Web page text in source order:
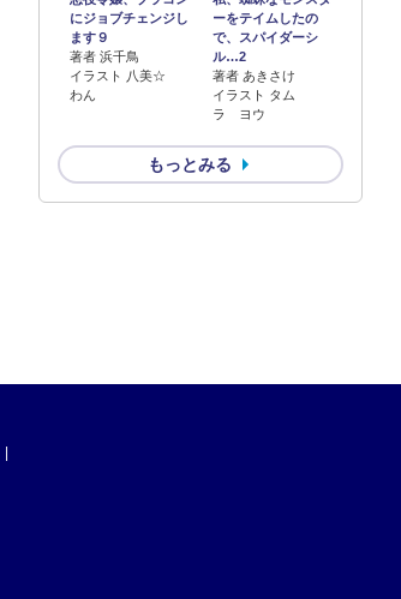
にジョブチェンジし
ます９
著者 浜千鳥
イラスト 八美☆
わん
ーをテイムしたの
で、スパイダーシ
ル…2
著者 あきさけ
イラスト タム
ラ ヨウ
もっとみる